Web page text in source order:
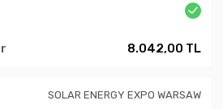
8.042,00 TL
SOLAR ENERGY EXPO WARSAW